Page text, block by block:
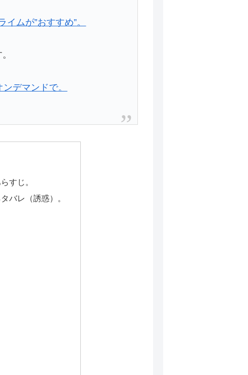
ムが”おすすめ”。
デマンドで。
すじ。
バレ（誘惑）。